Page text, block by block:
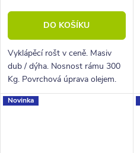
DO KOŠÍKU
Vyklápěcí rošt v ceně. Masiv
dub / dýha. Nosnost rámu 300
Kg. Povrchová úprava olejem.
Novinka